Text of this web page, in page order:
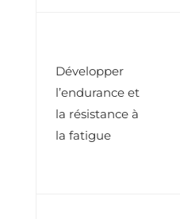
Développer
l’endurance et
la résistance à
la fatigue